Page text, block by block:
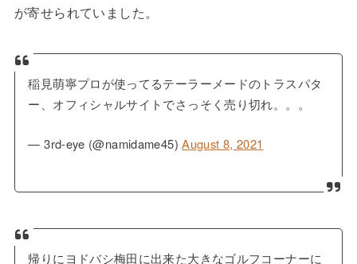
が寄せられていました。
稲見萌寧プロが使ってるテーラーメードのトラスパタ
ー、オフィシャルサイトでさっそく売り切れ。。。
— 3rd-eye (@namidame45)August 8, 2021
帰りにヨドバシ梅田に出来た大きなゴルフコーナーに